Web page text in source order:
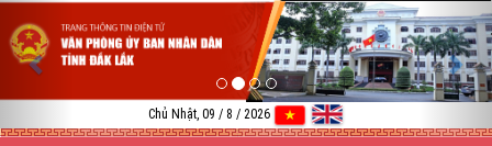
Chủ Nhật, 09 / 8 / 2026